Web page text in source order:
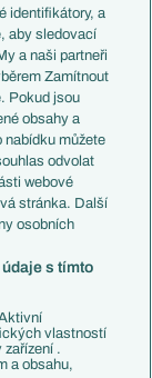
identifikátory, a
aby sledovací
a naši partneři
Zamítnout
Pokud jsou
obsahy a
nabídku můžete
odvolat
webové
stránka. Další
osobních
s tímto
vlastností
zařízení .
a obsahu,